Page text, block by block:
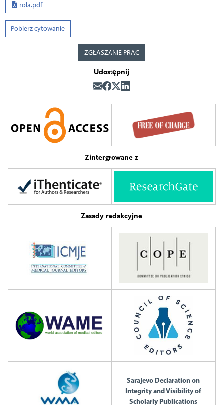
rola.pdf
Pobierz cytowanie
ZGŁASZANIE PRAC
Udostępnij
Zintergrowane z
Zasady redakcyjne
Sarajevo Declaration on
Integrity and Visibility of
Scholarly Publications